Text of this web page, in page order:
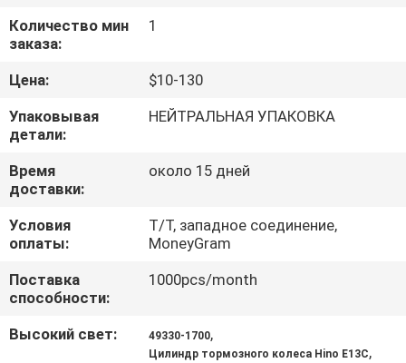
ПРОВЕРКА
КАЧЕСТВА
СВЯЖИТЕСЬ
МЫ
НОВОСТИ
ЦИТАТУ
Количество мин
заказа:
1
Цена:
$10-130
Упаковывая
детали:
НЕЙТРАЛЬНАЯ УПАКОВКА
Время
доставки:
около 15 дней
Условия
оплаты:
T/T, западное соединение,
MoneyGram
Поставка
способности:
1000pcs/month
Высокий свет: 49330-1700,
Цилиндр тормозного колеса Hino E13C,